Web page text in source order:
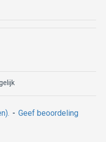
- Geef beoordeling